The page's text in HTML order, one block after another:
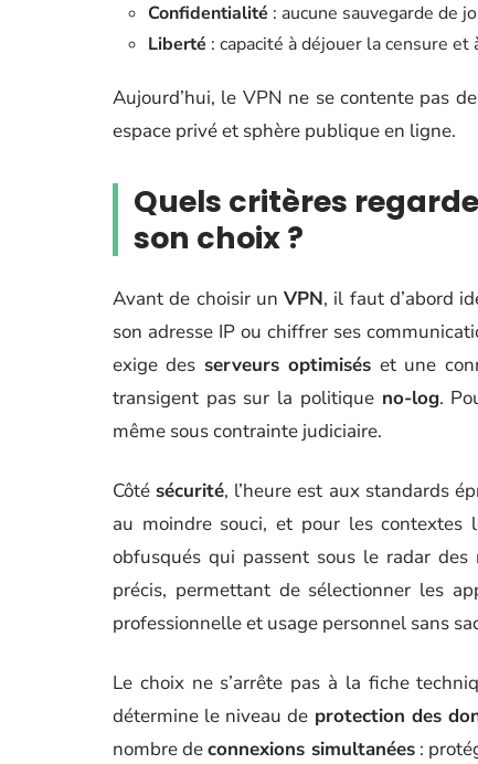
Confidentialité : aucune sauvegarde de
Liberté : capacité à déjouer la censure
Aujourd’hui, le VPN ne se contente pas
espace privé et sphère publique en ligne.
Quels critères
son choix ?
Avant de choisir unVPN, il faut d’abord
son adresse IP ou chiffrer ses
exige des serveurs optimisés et une
transigent pas sur la politique no-log.
même sous contrainte judiciaire.
Côté sécurité, l’heure est aux standards
au moindre souci, et pour les
obfusqués qui passent sous le radar des
précis, permettant de sélectionner les
professionnelle et usage personnel sans
Le choix ne s’arrête pas à la fiche
détermine le niveau de protection des
nombre deconnexions simultanées: